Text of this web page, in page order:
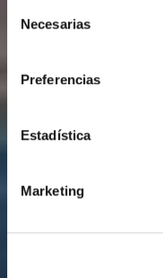
Necesarias
Preferencias
Estadística
Marketing